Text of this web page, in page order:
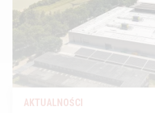
AKTUALNOŚCI